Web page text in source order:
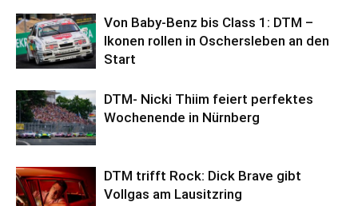
Von Baby-Benz bis Class 1: DTM –
Ikonen rollen in Oschersleben an den
Start
DTM- Nicki Thiim feiert perfektes
Wochenende in Nürnberg
DTM trifft Rock: Dick Brave gibt
Vollgas am Lausitzring